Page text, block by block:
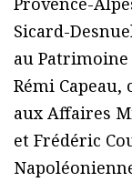
Sicard-
au
Rémi
aux Affaires
et Frédéric